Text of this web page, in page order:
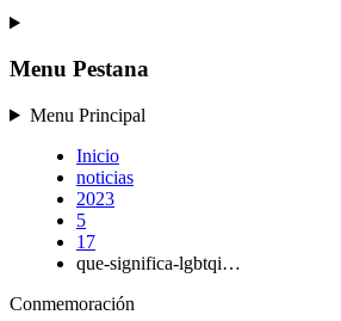
Menu Pestana
Menu Principal
Inicio
noticias
2023
5
17
que-significa-lgbtqi…
Conmemoración